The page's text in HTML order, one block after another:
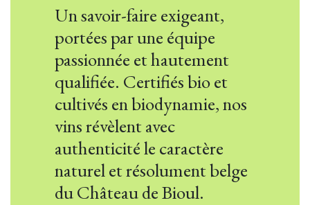
Un savoir-faire exigeant,
portées par une équipe
passionnée et hautement
qualifiée. Certifiés bio et
cultivés en biodynamie, nos
vins révèlent avec
authenticité le caractère
naturel et résolument belge
du Château de Bioul.